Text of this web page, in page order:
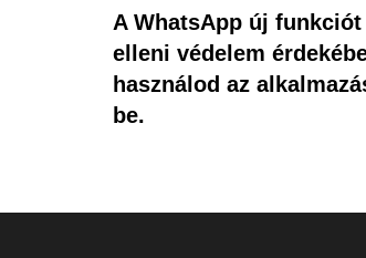
A WhatsApp új
elleni védelem
használod az
be.